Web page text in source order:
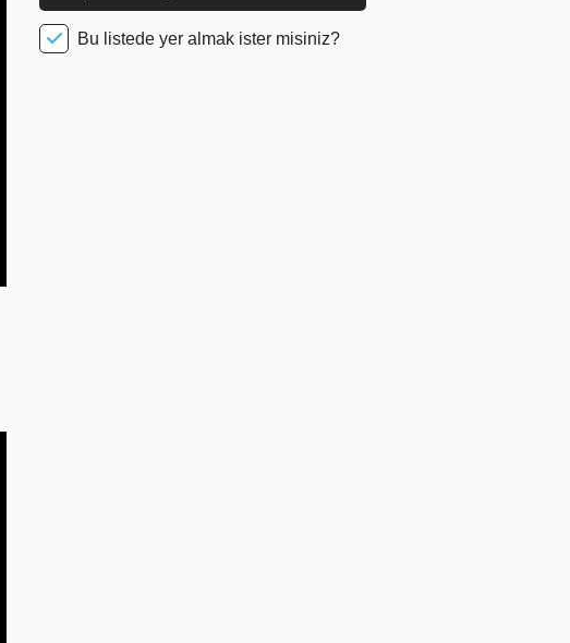
Bu listede yer almak ister misiniz?